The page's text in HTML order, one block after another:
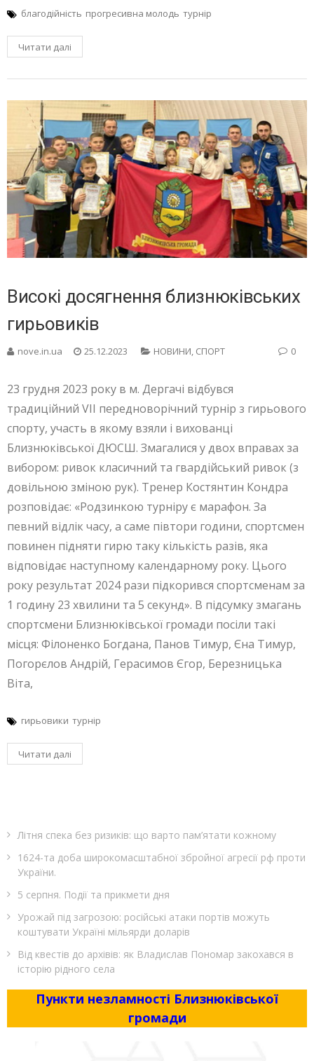
благодійність прогресивна молодь турнір
Читати далі
Високі досягнення близнюківських
гирьовиків
nove.in.ua 25.12.2023 НОВИНИ, СПОРТ 0
23 грудня 2023 року в м. Дергачі відбувся
традиційний VII передноворічний турнір з гирьового
спорту, участь в якому взяли і вихованці
Близнюківської ДЮСШ. Змагалися у двох вправах за
вибором: ривок класичний та гвардійський ривок (з
довільною зміною рук). Тренер Костянтин Кондра
розповідає: «Родзинкою турніру є марафон. За
певний відлік часу, а саме півтори години, спортсмен
повинен підняти гирю таку кількість разів, яка
відповідає наступному календарному року. Цього
року результат 2024 рази підкорився спортсменам за
1 годину 23 хвилини та 5 секунд». В підсумку змагань
спортсмени Близнюківської громади посіли такі
місця: Філоненко Богдана, Панов Тимур, Єна Тимур,
Погорєлов Андрій, Герасимов Єгор, Березницька
Віта,
гирьовики турнір
Читати далі
Літня спека без ризиків: що варто пам’ятати кожному
1624-та доба широкомасштабної збройної агресії рф проти
України.
5 серпня. Події та прикмети дня
Урожай під загрозою: російські атаки портів можуть
коштувати Україні мільярди доларів
Від квестів до архівів: як Владислав Пономар закохався в
історію рідного села
Пункти незламності Близнюківської
громади